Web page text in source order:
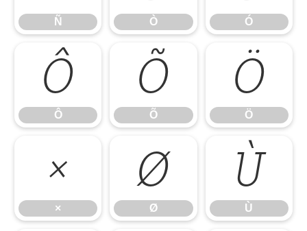
Ñ Ò Ó
Ô
Ô
Õ
Õ
Ö
Ö
×
×
Ø
Ø
Ù
Ù